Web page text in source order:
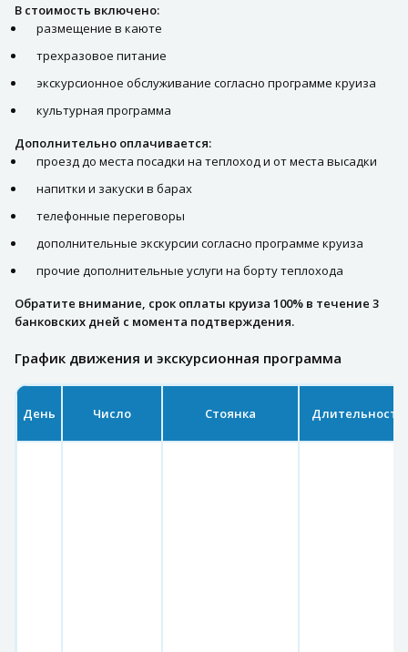
В стоимость включено:
размещение в каюте
трехразовое питание
экскурсионное обслуживание согласно программе круиза
культурная программа
Дополнительно оплачивается:
проезд до места посадки на теплоход и от места высадки
напитки и закуски в барах
телефонные переговоры
дополнительные экскурсии согласно программе круиза
прочие дополнительные услуги на борту теплохода
Обратите внимание, срок оплаты круиза 100% в течение 3
банковских дней с момента подтверждения.
График движения и экскурсионная программа
День Число Стоянка Длительность